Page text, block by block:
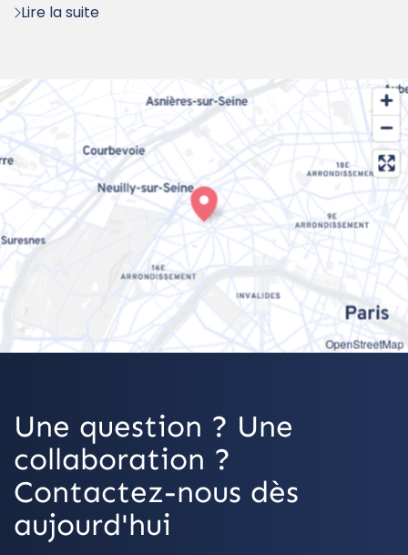
Lire la suite
OpenStreetMap
Une question ? Une
collaboration ?
Contactez-nous dès
aujourd'hui